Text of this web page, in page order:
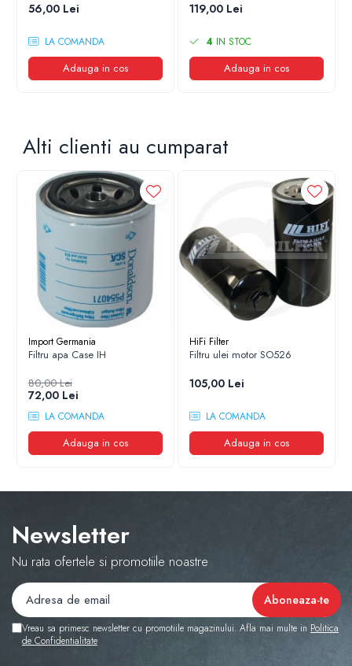
56,00 Lei
LA COMANDA
Adauga in cos
119,00 Lei
4 IN STOC
Adauga in cos
Alti clienti au cumparat
Import Germania
Filtru apa Case IH
80,00 Lei
72,00 Lei
LA COMANDA
Adauga in cos
HiFi Filter
Filtru ulei motor SO526
105,00 Lei
LA COMANDA
Adauga in cos
Newsletter
Nu rata ofertele si promotiile noastre
Vreau sa primesc newsletter cu promotiile magazinului. Afla mai multe in Politica
de Confidentialitate